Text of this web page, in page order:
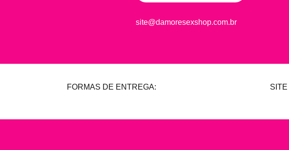
site@damoresexshop.com.br
FORMAS DE ENTREGA: